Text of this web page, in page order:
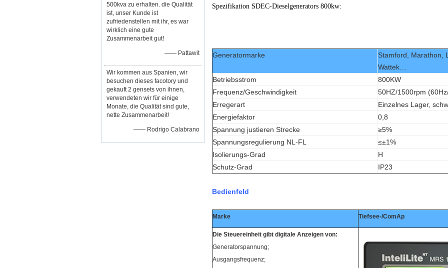
500kva zu erhalten. die Qualität
ist, unser Kunde ist
zufriedenstellen mit ihr, es war
wirklich eine gute
Zusammenarbeit gut!
—— Pattawit
Wir kommen aus Spanien, wir
besuchen dieses facotory und
gekauft 2 gensets von ihnen,
verwendeten wir für einige
Monate, die Qualität sind gute,
nette Zusammenarbeit!
—— Rodrigo Calabrano
Spezifikation SDEC-Dieselgenerators 800kw:
Generatormarke
Stamford, Marathon,
Wattek…
Betriebsstrom
800KW
Frequenz/Geschwindigkeit
50HZ/1500rpm
Erregerart
Einzelnes Lager,
Energiefaktor
0,8
Spannung justieren Strecke
≥5%
Spannungsregulierung NL-FL
≤±1%
Isolierungs-Grad
H
Schutz-Grad
IP23
Bedienfeld
Marke Tiefsee-/ComAp
Die Steuereinheit gibt digitale Anzeigen von:
Generatorspannung;
Ausgangsfrequenz;